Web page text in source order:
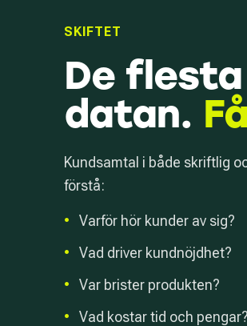
SKIFTET
De
datan.
Kundsamtal i både skriftlig
förstå:
•
Varför hör kunder av sig?
•
Vad driver kundnöjdhet?
•
Var brister produkten?
•
Vad kostar tid och pengar?